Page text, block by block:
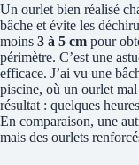
Un ourlet bien réalisé
bâche et évite les
moins 3 à 5 cm pour
périmètre. C’est une
efficace. J’ai vu une
piscine, où un ourlet
résultat : quelques
En comparaison, une
mais des ourlets